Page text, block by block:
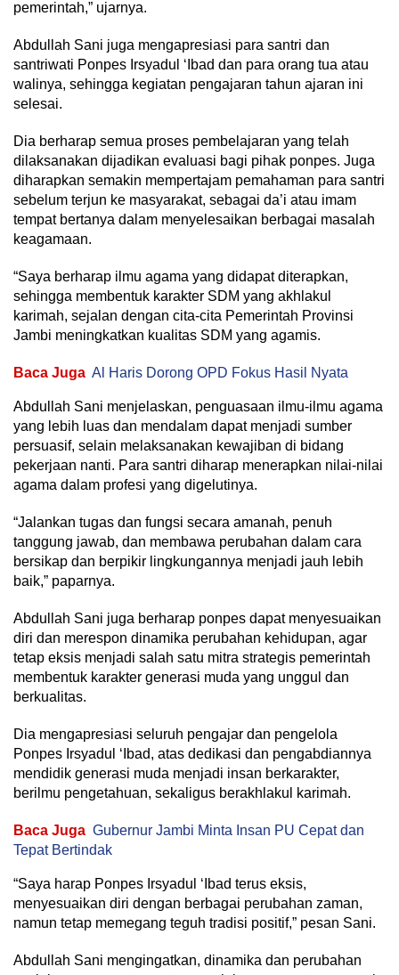
pemerintah,” ujarnya.
Abdullah Sani juga mengapresiasi para santri dan
santriwati Ponpes Irsyadul ‘Ibad dan para orang tua atau
walinya, sehingga kegiatan pengajaran tahun ajaran ini
selesai.
Dia berharap semua proses pembelajaran yang telah
dilaksanakan dijadikan evaluasi bagi pihak ponpes. Juga
diharapkan semakin mempertajam pemahaman para santri
sebelum terjun ke masyarakat, sebagai da’i atau imam
tempat bertanya dalam menyelesaikan berbagai masalah
keagamaan.
“Saya berharap ilmu agama yang didapat diterapkan,
sehingga membentuk karakter SDM yang akhlakul
karimah, sejalan dengan cita-cita Pemerintah Provinsi
Jambi meningkatkan kualitas SDM yang agamis.
Baca Juga Al Haris Dorong OPD Fokus Hasil Nyata
Abdullah Sani menjelaskan, penguasaan ilmu-ilmu agama
yang lebih luas dan mendalam dapat menjadi sumber
persuasif, selain melaksanakan kewajiban di bidang
pekerjaan nanti. Para santri diharap menerapkan nilai-nilai
agama dalam profesi yang digelutinya.
“Jalankan tugas dan fungsi secara amanah, penuh
tanggung jawab, dan membawa perubahan dalam cara
bersikap dan berpikir lingkungannya menjadi jauh lebih
baik,” paparnya.
Abdullah Sani juga berharap ponpes dapat menyesuaikan
diri dan merespon dinamika perubahan kehidupan, agar
tetap eksis menjadi salah satu mitra strategis pemerintah
membentuk karakter generasi muda yang unggul dan
berkualitas.
Dia mengapresiasi seluruh pengajar dan pengelola
Ponpes Irsyadul ‘Ibad, atas dedikasi dan pengabdiannya
mendidik generasi muda menjadi insan berkarakter,
berilmu pengetahuan, sekaligus berakhlakul karimah.
Baca Juga Gubernur Jambi Minta Insan PU Cepat dan
Tepat Bertindak
“Saya harap Ponpes Irsyadul ‘Ibad terus eksis,
menyesuaikan diri dengan berbagai perubahan zaman,
namun tetap memegang teguh tradisi positif,” pesan Sani.
Abdullah Sani mengingatkan, dinamika dan perubahan